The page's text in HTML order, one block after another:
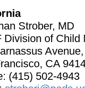
Strober, MD
Division of Child
CA
(415) 502-4943